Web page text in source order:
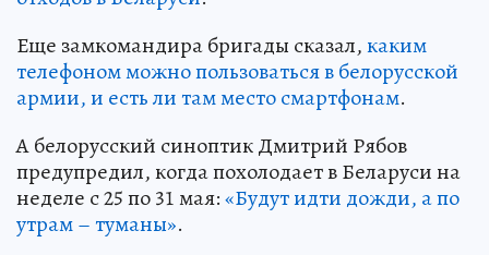
Еще замкомандира бригады сказал,каким
телефоном можно пользоваться в белорусской
армии, и есть ли там место смартфонам.
А белорусский синоптик Дмитрий Рябов
предупредил, когда похолодает в Беларуси на
неделе с 25 по 31 мая:«Будут идти дожди, а по
утрам – туманы».